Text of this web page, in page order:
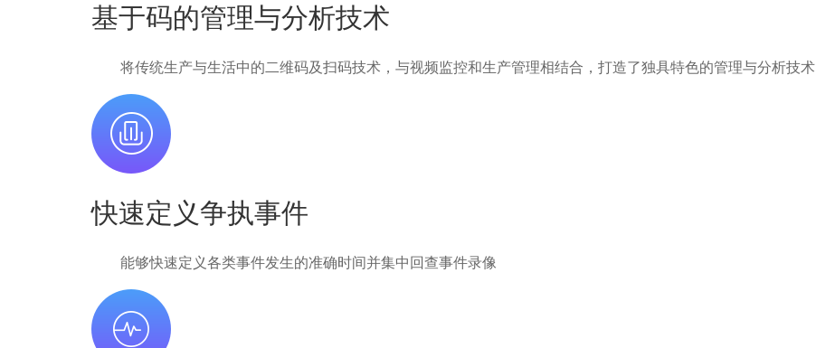
基于码的管理与分析技术
将传统生产与生活中的二维码及扫码技术，与视频监控和生产管理相结合，打造了独具特色的管理与分析技术
快速定义争执事件
能够快速定义各类事件发生的准确时间并集中回查事件录像